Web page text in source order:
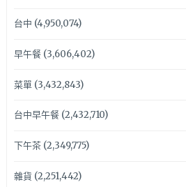
台中 (4,950,074)
早午餐(3,606,402)
菜單(3,432,843)
台中早午餐(2,432,710)
下午茶(2,349,775)
雜貨 (2,251,442)